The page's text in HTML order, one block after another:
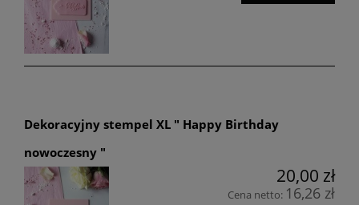
Dekoracyjny stempel XL " Happy Birthday
nowoczesny "
20,00 zł
Cena netto: 16,26 zł